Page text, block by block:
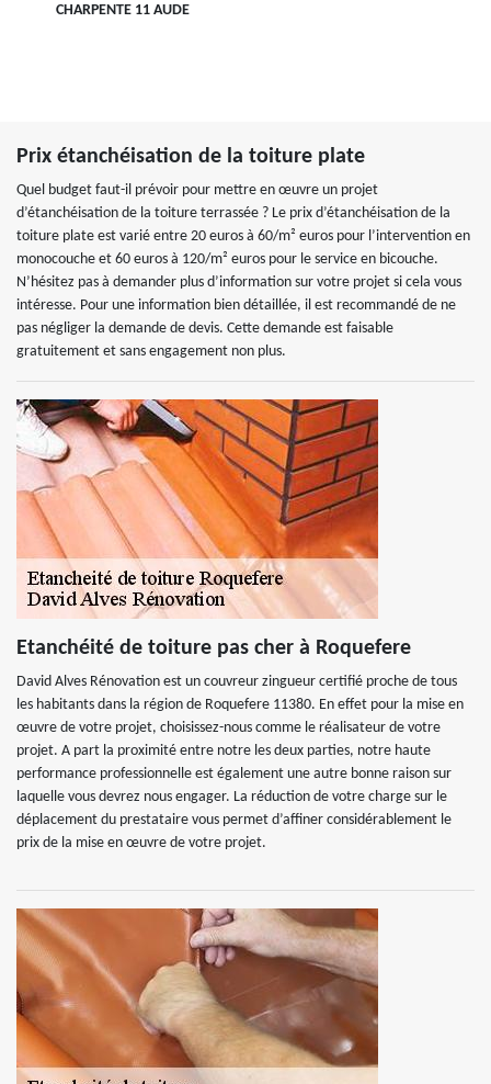
CHARPENTE 11 AUDE
Prix étanchéisation de la toiture plate
Quel budget faut-il prévoir pour mettre en œuvre un projet
d’étanchéisation de la toiture terrassée ? Le prix d’étanchéisation de la
toiture plate est varié entre 20 euros à 60/m² euros pour l’intervention en
monocouche et 60 euros à 120/m² euros pour le service en bicouche.
N’hésitez pas à demander plus d’information sur votre projet si cela vous
intéresse. Pour une information bien détaillée, il est recommandé de ne
pas négliger la demande de devis. Cette demande est faisable
gratuitement et sans engagement non plus.
Etanchéité de toiture pas cher à Roquefere
David Alves Rénovation est un couvreur zingueur certifié proche de tous
les habitants dans la région de Roquefere 11380. En effet pour la mise en
œuvre de votre projet, choisissez-nous comme le réalisateur de votre
projet. A part la proximité entre notre les deux parties, notre haute
performance professionnelle est également une autre bonne raison sur
laquelle vous devrez nous engager. La réduction de votre charge sur le
déplacement du prestataire vous permet d’affiner considérablement le
prix de la mise en œuvre de votre projet.